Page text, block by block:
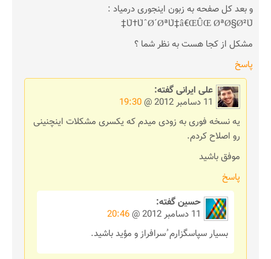
و بعد کل صفحه به زبون اینجوری درمیاد :
Ù†ÙˆØ´ØªÙ‡â€ŒÛŒ ØªØ§Ø²Ù‡
مشکل از کجا هست به نظر شما ؟
پاسخ
علی ایرانیگفته:
11 دسامبر 2012 @
19:30
یه نسخه فوری به زودی میدم که یکسری مشکلات اینچنینی
رو اصلاح کردم.
موفق باشید
پاسخ
حسینگفته:
11 دسامبر 2012 @
20:46
بسیار سپاسگزارم ُ‌سرافراز و مؤید باشید.